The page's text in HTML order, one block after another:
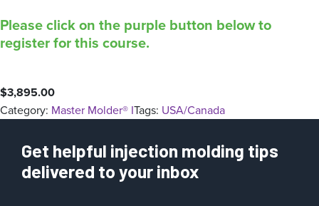
Please click on the purple button below to
register for this course.
$3,895.00
Category: Master Molder® ITags: USA/Canada
Get helpful injection molding tips
delivered to your inbox